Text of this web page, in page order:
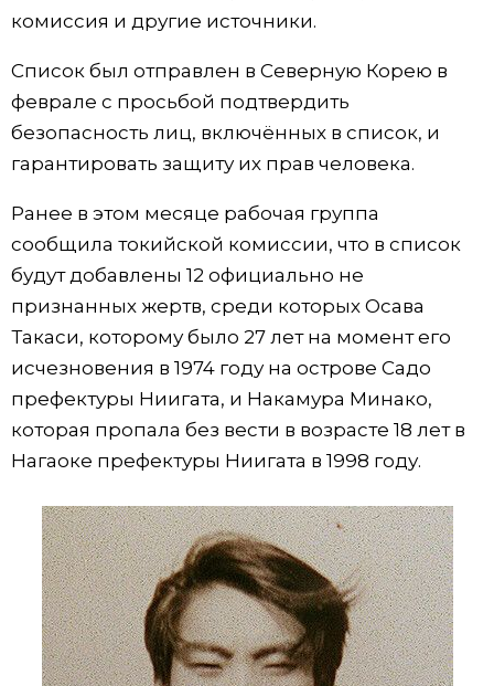
комиссия и другие источники.
Список был отправлен в Северную Корею в
феврале с просьбой подтвердить
безопасность лиц, включённых в список, и
гарантировать защиту их прав человека.
Ранее в этом месяце рабочая группа
сообщила токийской комиссии, что в список
будут добавлены 12 официально не
признанных жертв, среди которых Осава
Такаси, которому было 27 лет на момент его
исчезновения в 1974 году на острове Садо
префектуры Ниигата, и Накамура Минако,
которая пропала без вести в возрасте 18 лет в
Нагаоке префектуры Ниигата в 1998 году.